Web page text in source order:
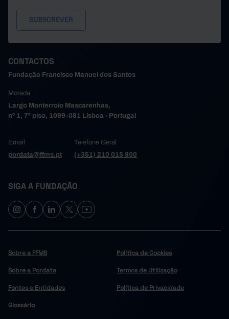
CONTACTOS
Fundação Francisco Manuel dos Santos
Morada
Largo Monterroio Mascarenhas,
nº 1, 7º piso, 1099-081 Lisboa - Portugal
Email
pordata@ffms.pt
Telefone Geral
(+351) 210 015 800
SIGA A FUNDAÇÃO
Sobre a FFMS
Sobre a Pordata
Fontes e Entidades
Glossário
Política de Cookies
Termos de Utilização
Política de Privacidade